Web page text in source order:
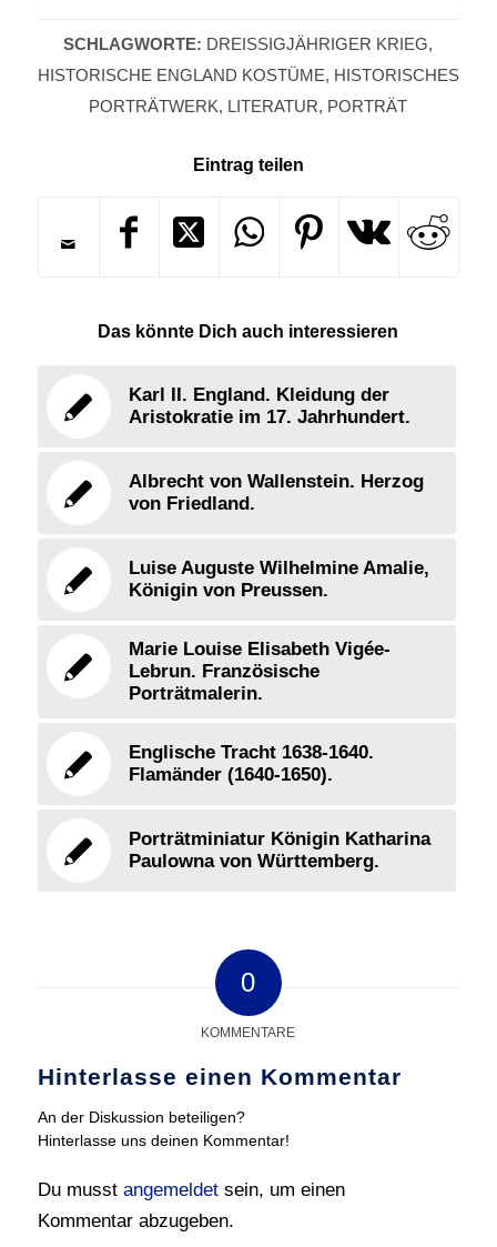
SCHLAGWORTE: DREISSIGJÄHRIGER KRIEG
,
HISTORISCHE ENGLAND KOSTÜME, HISTORISCHES
PORTRÄTWERK, LITERATUR, PORTRÄT
Eintrag teilen
Das könnte Dich auch interessieren
Karl II. England. Kleidung der
Aristokratie im 17. Jahrhundert.
Albrecht von Wallenstein. Herzog
von Friedland.
Luise Auguste Wilhelmine Amalie,
Königin von Preussen.
Marie Louise Elisabeth Vigée-
Lebrun. Französische
Porträtmalerin.
Englische Tracht 1638-1640.
Flamänder (1640-1650).
Porträtminiatur Königin Katharina
Paulowna von Württemberg.
0
KOMMENTARE
Hinterlasse einen Kommentar
An der Diskussion beteiligen?
Hinterlasse uns deinen Kommentar!
Du musst angemeldetsein, um einen
Kommentar abzugeben.